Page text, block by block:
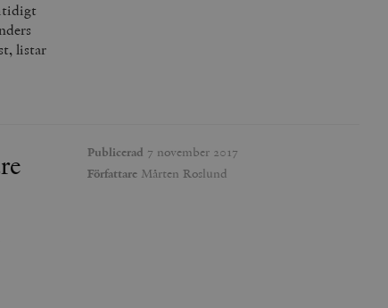
listar
Publicerad 7 november 2017
Författare Mårten Roslund